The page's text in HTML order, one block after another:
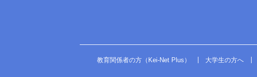
教育関係者の方（Kei-Net Plus） 大学生の方へ